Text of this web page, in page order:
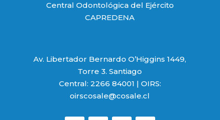
Central Odontológica del Ejército
CAPREDENA
Av. Libertador Bernardo O’Higgins 1449,
Torre 3. Santiago
Central: 2266 84001 | OIRS:
oirscosale@cosale.cl